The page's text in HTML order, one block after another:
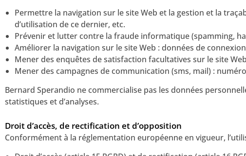
Permettre la navigation sur le site Web et la gestion et la
d’utilisation de ce dernier, etc.
Prévenir et lutter contre la fraude informatique (spamming,
Améliorer la navigation sur le site Web : données de
Mener des enquêtes de satisfaction facultatives sur le site
Mener des campagnes de communication (sms, mail) :
Bernard Sperandio ne commercialise pas les données
statistiques et d’analyses.
Droit d’accès, de rectification et d’opposition
Conformément à la réglementation européenne en vigueur,